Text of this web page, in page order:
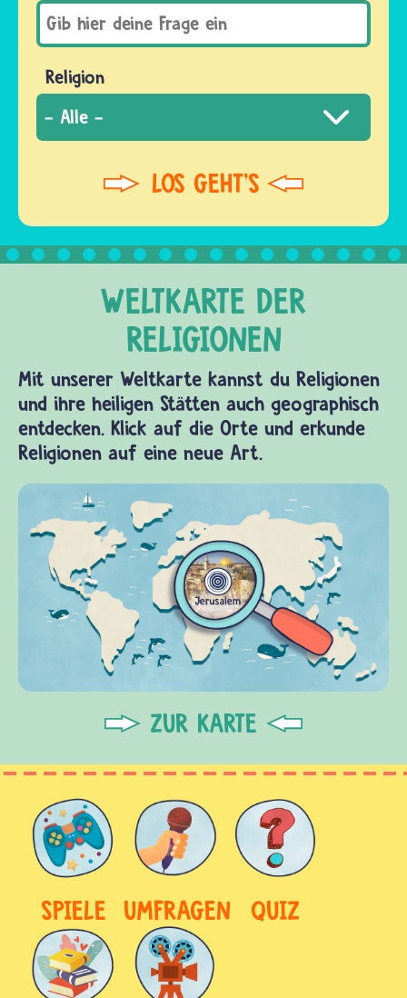
Religion
Mit unserer Weltkarte kannst du Religionen
und ihre heiligen Stätten auch geographisch
entdecken. Klick auf die Orte und erkunde
Religionen auf eine neue Art.
ZUR KARTE
SPIELE UMFRAGEN QUIZ